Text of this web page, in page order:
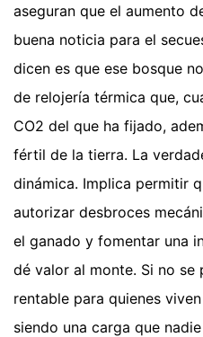
aseguran que el aumento
buena noticia para el
dicen es que ese bosque
de relojería térmica que,
CO2 del que ha fijado,
fértil de la tierra. La
dinámica. Implica permitir
autorizar desbroces
el ganado y fomentar una
dé valor al monte. Si no se
rentable para quienes
siendo una carga que